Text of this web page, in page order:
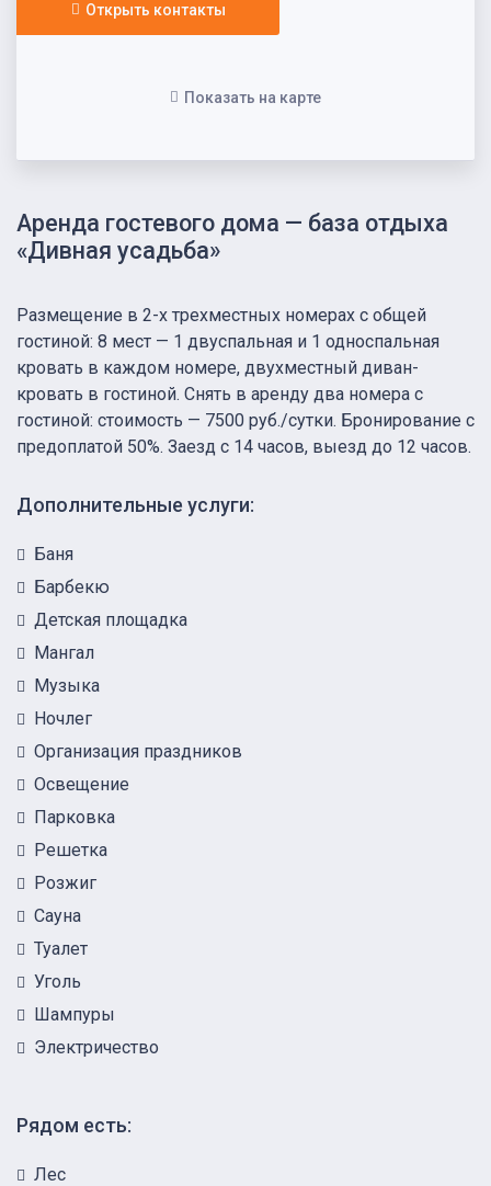
Аренда гостевого дома — база отдыха
«Дивная усадьба»
Открыть контакты
Показать на карте
Размещение в 2-х трехместных номерах с общей
гостиной: 8 мест — 1 двуспальная и 1 односпальная
кровать в каждом номере, двухместный диван-
кровать в гостиной. Снять в аренду два номера с
гостиной: стоимость — 7500 руб./сутки. Бронирование с
предоплатой 50%. Заезд с 14 часов, выезд до 12 часов.
Дополнительные услуги:
Баня
Барбекю
Детская площадка
Мангал
Музыка
Ночлег
Организация праздников
Освещение
Парковка
Решетка
Розжиг
Сауна
Туалет
Уголь
Шампуры
Электричество
Рядом есть:
Лес